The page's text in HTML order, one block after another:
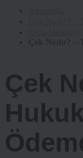
Çek Nedir? –
Çek